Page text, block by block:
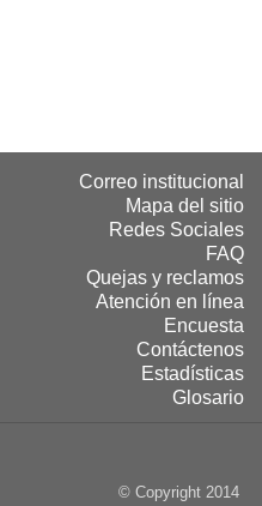
Correo institucional
Mapa del sitio
Redes Sociales
FAQ
Quejas y reclamos
Atención en línea
Encuesta
Contáctenos
Estadísticas
Glosario
© Copyright 2014